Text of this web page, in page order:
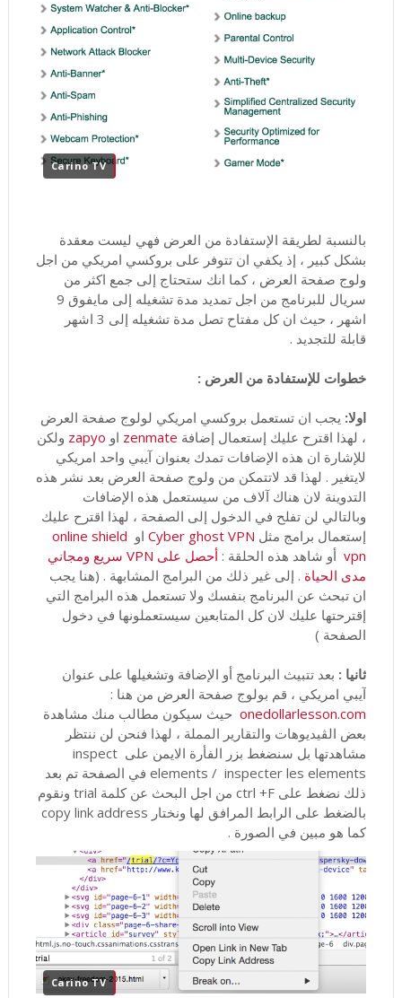
Carino TV
بالنسبة لطريقة الإستفادة من العرض فهي ليست معقدة
بشكل كبير ، إذ يكفي ان تتوفر على بروكسي امريكي من اجل
ولوج صفحة العرض ، كما انك ستحتاج إلى جمع اكثر من
سريال للبرنامج من اجل تمديد مدة تشغيله إلى مايفوق 9
اشهر ، حيث ان كل مفتاح تصل مدة تشغيله إلى 3 اشهر
قابلة للتجديد .
خطوات للإستفادة من العرض :
اولا: يجب ان تستعمل بروكسي امريكي لولوج صفحة العرض
، لهذا اقترح عليك إستعمال إضافة zenmate او zapyo ولكن
للإشارة ان هذه الإضافات تمدك بعنوان آيبي واحد امريكي
لايتغير . لهذا قد لاتتمكن من ولوج صفحة العرض بعد نشر هذه
التدوينة لان هناك آلاف من سيستعمل هذه الإضافات
وبالتالي لن تفلح في الدخول إلى الصفحة ، لهذا اقترح عليك
إستعمال برامج مثل Cyber ghost VPNاو online shield
vpn أو شاهد هذه الحلقة :
أحصل على VPN سريع ومجاني
مدى الحياة . إلى غير ذلك من البرامج المشابهة . (هنا يجب
ان تبحث عن البرنامج بنفسك ولا تستعمل هذه البرامج التي
إقترحتها عليك لان كل المتابعين سيستعملونها في دخول
الصفحة )
ثانيا : بعد تتبيث البرنامج أو الإضافة وتشغيلها على عنوان
آيبي امريكي ، قم بولوج صفحة العرض من هنا :
onedollarlesson.com حيث سيكون مطالب منك مشاهدة
بعض الڤيديوهات والتقارير المملة ، لهذا فنحن لن ننتظر
مشاهدتها بل سنضغط بزر الفأرة الايمن على inspect
elements / inspecter les elements في الصفحة تم بعد
ذلك نضغط على ctrl +F من اجل البحث عن كلمة trial ونقوم
بالضغط على الرابط المرافق لها ونختار copy link address
كما هو مبين في الصورة .
Carino TV